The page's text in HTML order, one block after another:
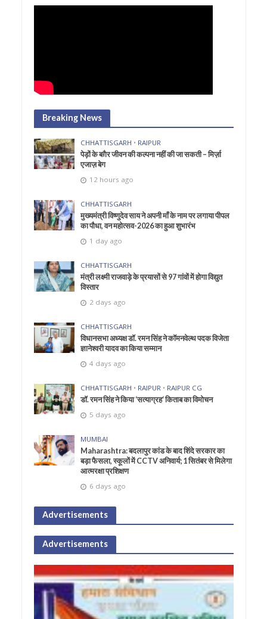
Breaking News
CHHATTISGARH • RAIPUR
पेड़ों के बग़ैर जीवन की कल्पना नहीं की जा सकती – मिर्ज़ा
एजाज़ बेग
12 hours ago
CHHATTISGARH
मुख्यमंत्री विष्णुदेव साय ने अपनी माँ के नाम पर लगाया पीपल
का पौधा, वन महोत्सव-2026 का हुआ शुभारंभ
1 day ago
CHHATTISGARH
मंत्री लक्ष्मी राजवाड़े के प्रयासों से 97 गांवों में होगा विद्युत
विस्तार
2 days ago
CHHATTISGARH
विधानसभा अध्यक्ष डॉ. रमन सिंह ने कॉमनवेल्थ पदक विजेता
ज्ञानेश्वरी यादव का किया सम्मान
4 days ago
CHHATTISGARH • RAIPUR • RAIPUR CG
डॉ. रमन सिंह ने किया ‘सत्याग्रह‘ किताब का विमोचन
5 days ago
MUMBAI
Maharashtra: बदलापुर कांड के बाद शिंदे सरकार का
बड़ा फैसला, स्कूलों में CCTV अनिवार्य; 1 सितंबर से मिलेगा
आत्मरक्षा प्रशिक्षण
6 days ago
Advertisements
Advertisements